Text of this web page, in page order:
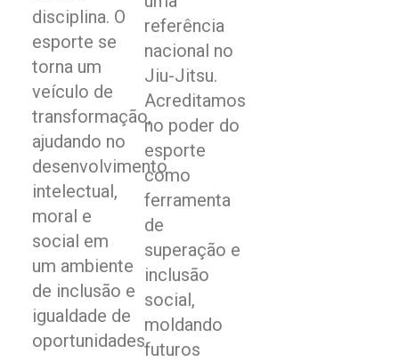
disciplina. O
esporte se
torna um
veículo de
transformação,
ajudando no
desenvolvimento
intelectual,
moral e
social em
um ambiente
de inclusão e
igualdade de
oportunidades.
referência
nacional no
Jiu-Jitsu.
Acreditamos
no poder do
esporte
como
ferramenta
de
superação e
inclusão
social,
moldando
futuros